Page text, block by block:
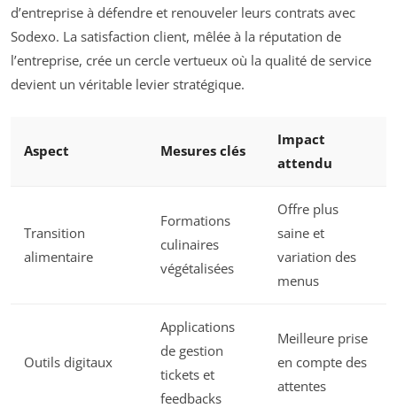
d’entreprise à défendre et renouveler leurs contrats avec
Sodexo. La satisfaction client, mêlée à la réputation de
l’entreprise, crée un cercle vertueux où la qualité de service
devient un véritable levier stratégique.
Aspect Mesures clés
Impact
attendu
Transition
alimentaire
Formations
culinaires
végétalisées
Offre plus
saine et
variation des
menus
Outils digitaux
Applications
de gestion
tickets et
feedbacks
Meilleure prise
en compte des
attentes